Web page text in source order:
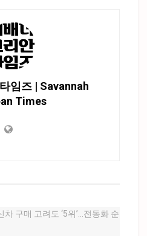
임즈 | Savannah
Times